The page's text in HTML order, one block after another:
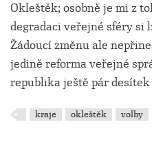
Okleštěk; osobně je mi z
degradaci veřejné sféry si
Žádoucí změnu ale
jedině reforma veřejné
republika ještě pár desítek
kraje okleštěk volby